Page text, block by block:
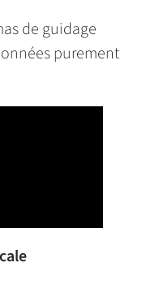
de guidage
purement